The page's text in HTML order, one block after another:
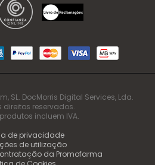
SL. DocMorris Digital Services, Lda.
direitos reservados.
incluem IVA.
de privacidade
de utilização
da Promofarma